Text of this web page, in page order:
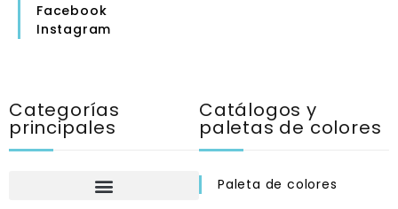
Facebook
Instagram
Catálogos y
paletas de colores
Paleta de colores
Categorías
principales